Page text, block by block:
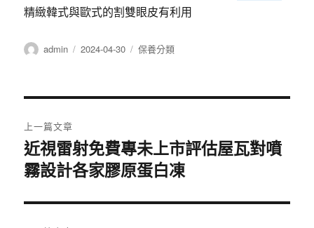
精緻韓式與歐式的割雙眼皮有利用
作
admin
發
2024-04-30
分
保養分類
章
導
覽
上一篇文章
上
一
文
近視雷射免費專未上市評估屋瓦對噴
霧設計各家膠原蛋白凍